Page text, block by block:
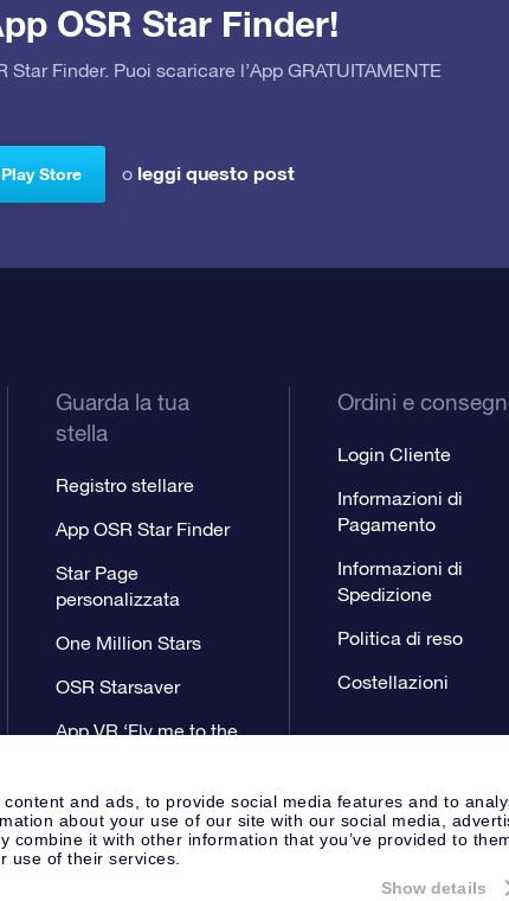
and ads, to provide social media features and to
about your use of our site with our social media,
combine it with other information that you’ve provided to
use of their services.
Show details
OSR Star Finder!
Finder. Puoi scaricare l’App GRATUITAMENTE
Store o leggi questo post
Guarda la tua
stella
Registro stellare
App OSR Star Finder
Star Page
personalizzata
One Million Stars
OSR Starsaver
App VR ‘Fly me to the
Ordini e
Login Cliente
Informazioni di
Pagamento
Informazioni di
Spedizione
Politica di reso
Costellazioni